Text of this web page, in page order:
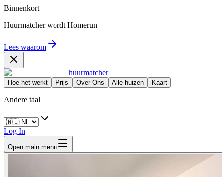
Binnenkort
Huurmatcher wordt Homerun
Lees waarom
huurmatcher
Hoe het werkt Prijs Over Ons Alle huizen Kaart
Andere taal
Log In
Open main menu